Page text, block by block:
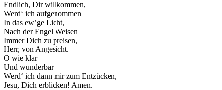
Endlich, Dir willkommen,
Werd‘ ich aufgenommen
In das ew’ge Licht,
Nach der Engel Weisen
Immer Dich zu preisen,
Herr, von Angesicht.
O wie klar
Und wunderbar
Werd‘ ich dann mir zum Entzücken,
Jesu, Dich erblicken! Amen.